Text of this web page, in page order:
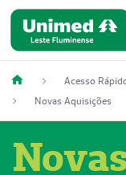
Acesso
Novas Aquisições